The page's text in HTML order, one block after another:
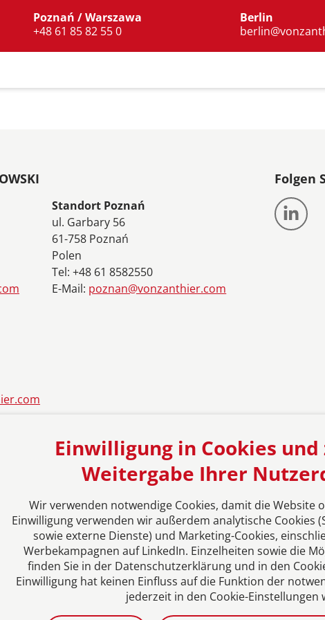
Poznań / Warszawa
+48 61 85 82 55 0
Berlin
Standort Poznań
ul. Garbary 56
61-758 Poznań
Polen
Tel: +48 61 8582550
E-Mail: poznan@vonzanthier.com
Folgen
Einwilligung in Cookies
Weitergabe Ihrer
Wir verwenden notwendige Cookies, damit die
Einwilligung verwenden wir außerdem analytische Cookies
sowie externe Dienste) und Marketing-Cookies,
Werbekampagnen auf LinkedIn. Einzelheiten sowie die
finden Sie in der Datenschutzerklärung und in den
Einwilligung hat keinen Einfluss auf die Funktion der
jederzeit in den Cookie-